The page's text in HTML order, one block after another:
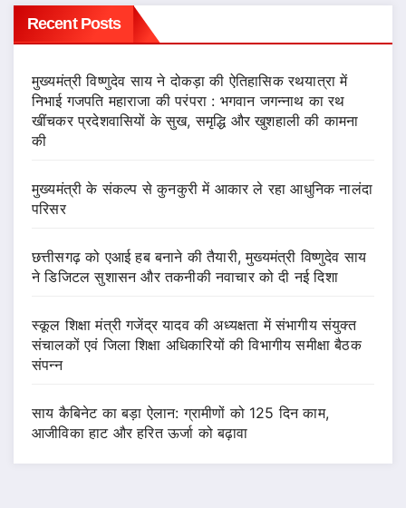
Recent Posts
मुख्यमंत्री विष्णुदेव साय ने दोकड़ा की ऐतिहासिक रथयात्रा में
निभाई गजपति महाराजा की परंपरा : भगवान जगन्नाथ का रथ
खींचकर प्रदेशवासियों के सुख, समृद्धि और खुशहाली की कामना
की
मुख्यमंत्री के संकल्प से कुनकुरी में आकार ले रहा आधुनिक नालंदा
परिसर
छत्तीसगढ़ को एआई हब बनाने की तैयारी, मुख्यमंत्री विष्णुदेव साय
ने डिजिटल सुशासन और तकनीकी नवाचार को दी नई दिशा
स्कूल शिक्षा मंत्री गजेंद्र यादव की अध्यक्षता में संभागीय संयुक्त
संचालकों एवं जिला शिक्षा अधिकारियों की विभागीय समीक्षा बैठक
संपन्न
साय कैबिनेट का बड़ा ऐलान: ग्रामीणों को 125 दिन काम,
आजीविका हाट और हरित ऊर्जा को बढ़ावा